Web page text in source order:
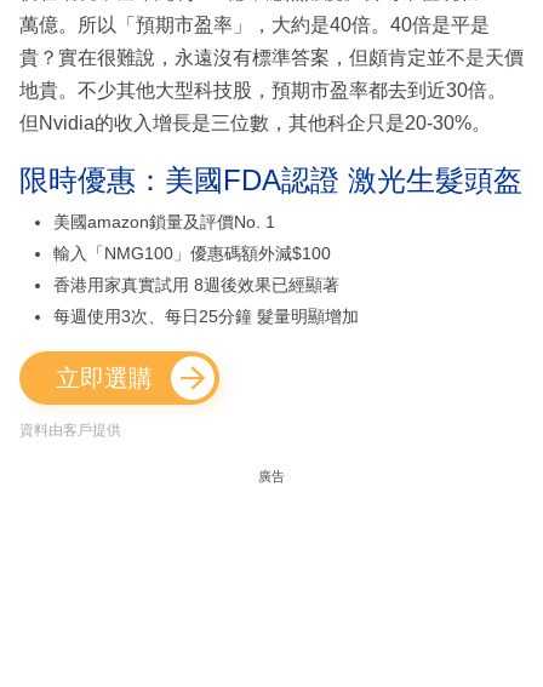
萬億。所以「預期市盈率」，大約是40倍。40倍是平是
貴？實在很難說，永遠沒有標準答案，但頗肯定並不是天價
地貴。不少其他大型科技股，預期市盈率都去到近30倍。
但Nvidia的收入增長是三位數，其他科企只是20-30%。
限時優惠：美國FDA認證 激光生髮頭盔
美國amazon鎖量及評價No. 1
輸入「NMG100」優惠碼額外減$100
香港用家真實試用 8週後效果已經顯著
每週使用3次、每日25分鐘 髮量明顯增加
立即選購
資料由客戶提供
廣告